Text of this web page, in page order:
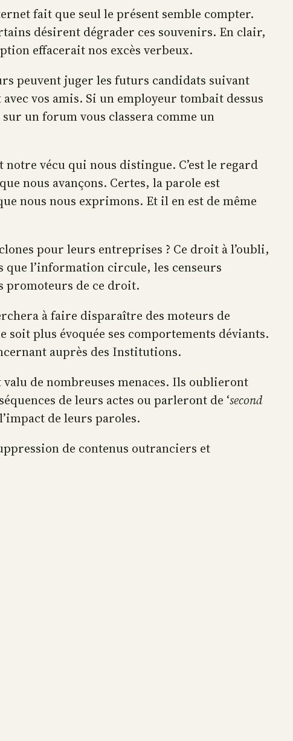
fait que seul le présent semble compter.
désirent dégrader ces souvenirs. En clair,
effacerait nos excès verbeux.
peuvent juger les futurs candidats suivant
vos amis. Si un employeur tombait dessus
un forum vous classera comme un
vécu qui nous distingue. C’est le regard
nous avançons. Certes, la parole est
nous nous exprimons. Et il en est de même
pour leurs entreprises ? Ce droit à l’oubli,
que l’information circule, les censeurs
promoteurs de ce droit.
à faire disparaître des moteurs de
plus évoquée ses comportements déviants.
auprès des Institutions.
de nombreuses menaces. Ils oublieront
de leurs actes ou parleront de ‘second
de leurs paroles.
de contenus outranciers et